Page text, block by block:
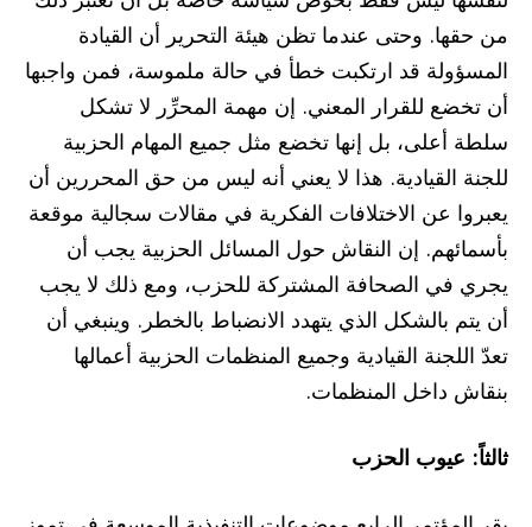
من حقها. وحتى عندما تظن هيئة التحرير أن القيادة
المسؤولة قد ارتكبت خطأ في حالة ملموسة، فمن واجبها
أن تخضع للقرار المعني. إن مهمة المحرِّر لا تشكل
سلطة أعلى، بل إنها تخضع مثل جميع المهام الحزبية
للجنة القيادية. هذا لا يعني أنه ليس من حق المحررين أن
يعبروا عن الاختلافات الفكرية في مقالات سجالية موقعة
بأسمائهم. إن النقاش حول المسائل الحزبية يجب أن
يجري في الصحافة المشتركة للحزب، ومع ذلك لا يجب
أن يتم بالشكل الذي يتهدد الانضباط بالخطر. وينبغي أن
تعدّ اللجنة القيادية وجميع المنظمات الحزبية أعمالها
بنقاش داخل المنظمات.
ثالثاً: عيوب الحزب